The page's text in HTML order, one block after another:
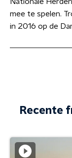
mee te spelen.
in 2016 op de
Recente